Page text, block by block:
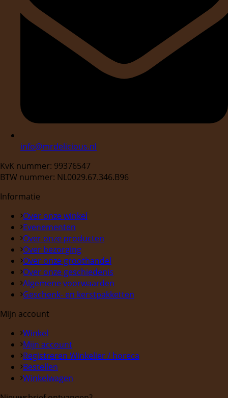
info@mrdelicious.nl
KvK nummer: 99376547
BTW nummer: NL0029.67.346.B96
Informatie
Over onze winkel
Evenementen
Over onze producten
Over bezorging
Over onze groothandel
Over onze geschiedenis
Algemene voorwaarden
Geschenk- en kerstpakketten
Mijn account
Winkel
Mijn account
Registreren Winkelier / horeca
Bestellen
Winkelwagen